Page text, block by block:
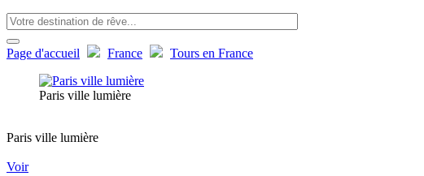
Page d'accueil France Tours en France
Paris ville lumière
Paris ville lumière
Voir